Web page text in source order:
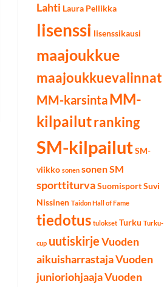
Lahti Laura Pellikka
lisenssi lisenssikausi
maajoukkue
maajoukkuevalinnat
MM-karsintaMM-
kilpailutranking
SM-kilpailut SM-
viikko sonen sonen SM
sporttiturva Suomisport Suvi
Nissinen Taidon Hall of Fame
tiedotus tulokset Turku Turku-
cup uutiskirjeVuoden
aikuisharrastajaVuoden
junioriohjaajaVuoden